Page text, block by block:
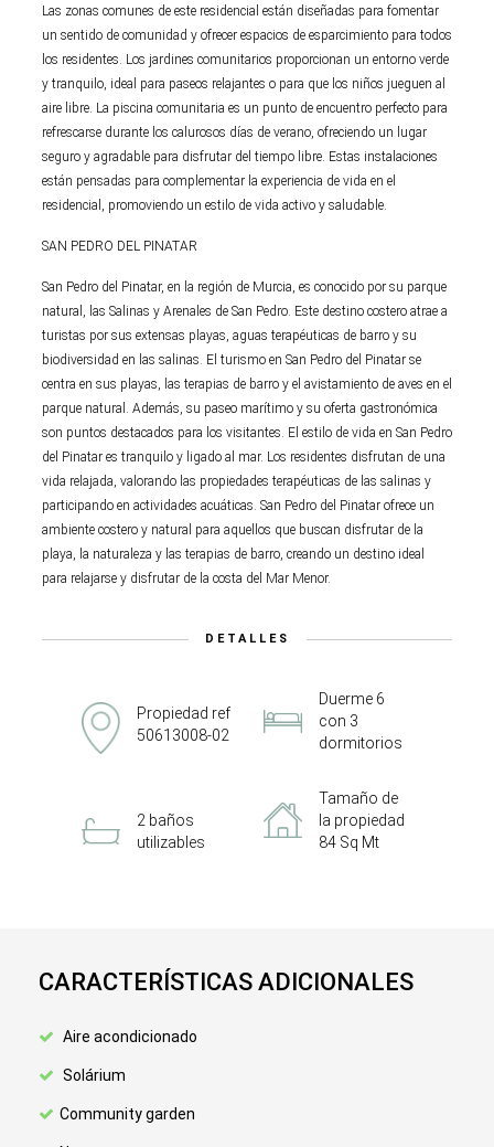
Las zonas comunes de este residencial están diseñadas para fomentar
un sentido de comunidad y ofrecer espacios de esparcimiento para todos
los residentes. Los jardines comunitarios proporcionan un entorno verde
y tranquilo, ideal para paseos relajantes o para que los niños jueguen al
aire libre. La piscina comunitaria es un punto de encuentro perfecto para
refrescarse durante los calurosos días de verano, ofreciendo un lugar
seguro y agradable para disfrutar del tiempo libre. Estas instalaciones
están pensadas para complementar la experiencia de vida en el
residencial, promoviendo un estilo de vida activo y saludable.
SAN PEDRO DEL PINATAR
San Pedro del Pinatar, en la región de Murcia, es conocido por su parque
natural, las Salinas y Arenales de San Pedro. Este destino costero atrae a
turistas por sus extensas playas, aguas terapéuticas de barro y su
biodiversidad en las salinas. El turismo en San Pedro del Pinatar se
centra en sus playas, las terapias de barro y el avistamiento de aves en el
parque natural. Además, su paseo marítimo y su oferta gastronómica
son puntos destacados para los visitantes. El estilo de vida en San Pedro
del Pinatar es tranquilo y ligado al mar. Los residentes disfrutan de una
vida relajada, valorando las propiedades terapéuticas de las salinas y
participando en actividades acuáticas. San Pedro del Pinatar ofrece un
ambiente costero y natural para aquellos que buscan disfrutar de la
playa, la naturaleza y las terapias de barro, creando un destino ideal
para relajarse y disfrutar de la costa del Mar Menor.
DETALLES
Propiedad ref
50613008-02
Duerme 6
con 3
dormitorios
2 baños
utilizables
Tamaño de
la propiedad
84 Sq Mt
CARACTERÍSTICAS ADICIONALES
Aire acondicionado
Solárium
Community garden